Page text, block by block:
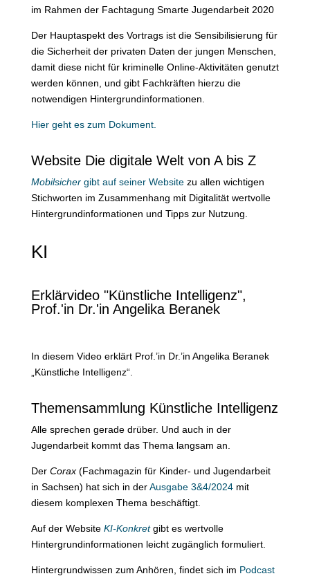
im Rahmen der Fachtagung Smarte Jugendarbeit 2020
Der Hauptaspekt des Vortrags ist die Sensibilisierung für
die Sicherheit der privaten Daten der jungen Menschen,
damit diese nicht für kriminelle Online-Aktivitäten genutzt
werden können, und gibt Fachkräften hierzu die
notwendigen Hintergrundinformationen.
Hier geht es zum Dokument.
Website Die digitale Welt von A bis Z
Mobilsichergibt auf seiner Websitezu allen wichtigen
Stichworten im Zusammenhang mit Digitalität wertvolle
Hintergrundinformationen und Tipps zur Nutzung.
KI
Erklärvideo "Künstliche Intelligenz",
Prof.'in Dr.'in Angelika Beranek
In diesem Video erklärt Prof.’in Dr.’in Angelika Beranek
„Künstliche Intelligenz“.
Themensammlung Künstliche Intelligenz
Alle sprechen gerade drüber. Und auch in der
Jugendarbeit kommt das Thema langsam an.
Der Corax(Fachmagazin für Kinder- und Jugendarbeit
in Sachsen) hat sich in derAusgabe 3&4/2024mit
diesem komplexen Thema beschäftigt.
Auf der Website KI-Konkretgibt es wertvolle
Hintergrundinformationen leicht zugänglich formuliert.
Hintergrundwissen zum Anhören, findet sich im Podcast